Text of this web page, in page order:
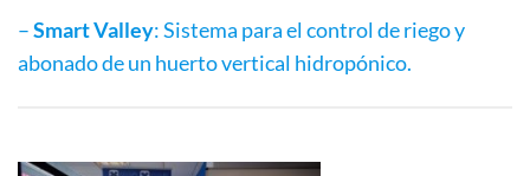
–Smart Valley: Sistema para el control de riego y
abonado de un huerto vertical hidropónico.